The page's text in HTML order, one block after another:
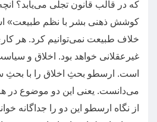
که در قالب قانون تجلی می‌یابد؟
کوشش ذهنی بشر با نظم طبیعت»
خلاف طبیعت نمی‌توانیم کرد. هر
غیرعقلانی خواهد بود. اخلاق و
است. ارسطو بحثِ اخلاق را با
می‌دانست. یعنی این دو موضوع در
از نگاه ارسطو این دو را جداگانه